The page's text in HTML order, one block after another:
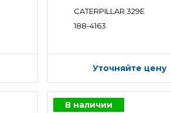
CATERPILLAR 329E
188-4163
Уточняйте цену
В наличии